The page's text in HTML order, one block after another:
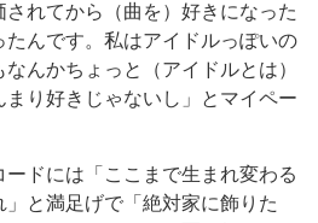
れてから（曲を）好きになった
んです。私はアイドルっぽいの
んかちょっと（アイドルとは）
り好きじゃないし」とマイペー
ドには「ここまで生まれ変わる
と満足げで「絶対家に飾りた